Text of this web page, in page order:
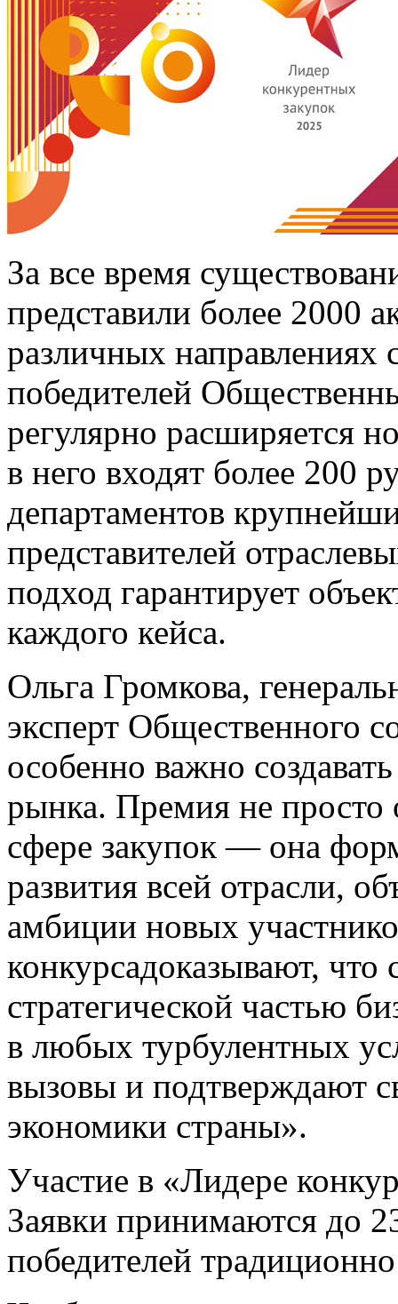
За все время
представили более 2000
различных направлениях
победителей
регулярно расширяется
в него входят более 200
департаментов
представителей
подход гарантирует
каждого кейса.
Ольга Громкова,
эксперт Общественного
особенно важно
рынка. Премия не просто
сфере закупок — она
развития всей отрасли,
амбиции новых
конкурсадоказывают, что
стратегической частью
в любых турбулентных
вызовы и подтверждают
экономики страны».
Участие в «Лидере
Заявки принимаются до
победителей